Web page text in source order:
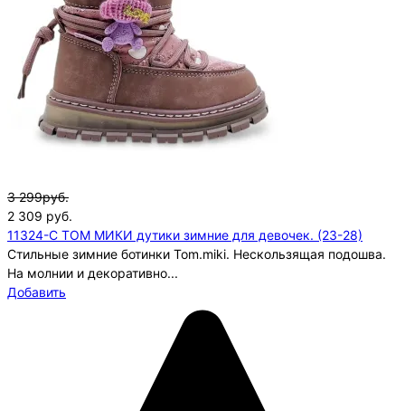
3 299руб.
2 309 руб.
11324-C ТОМ МИКИ дутики зимние для девочек. (23-28)
Стильные зимние ботинки Tom.miki. Нескользящая подошва.
На молнии и декоративно...
Добавить